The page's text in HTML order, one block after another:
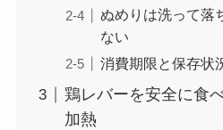
ぬめりは洗って落
ない
消費期限と保存状
鶏レバーを安全に食
加熱